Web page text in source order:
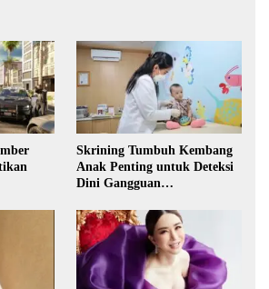
Skrining Tumbuh Kembang
Anak Penting untuk Deteksi
Dini Gangguan